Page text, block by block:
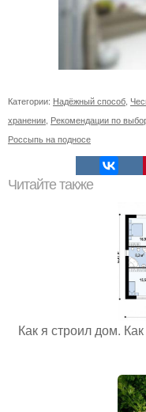
Категории: Надёжный способ
хранении Рекомендации по
Россыпь на подносе
Читайте также
Как я строил дом.